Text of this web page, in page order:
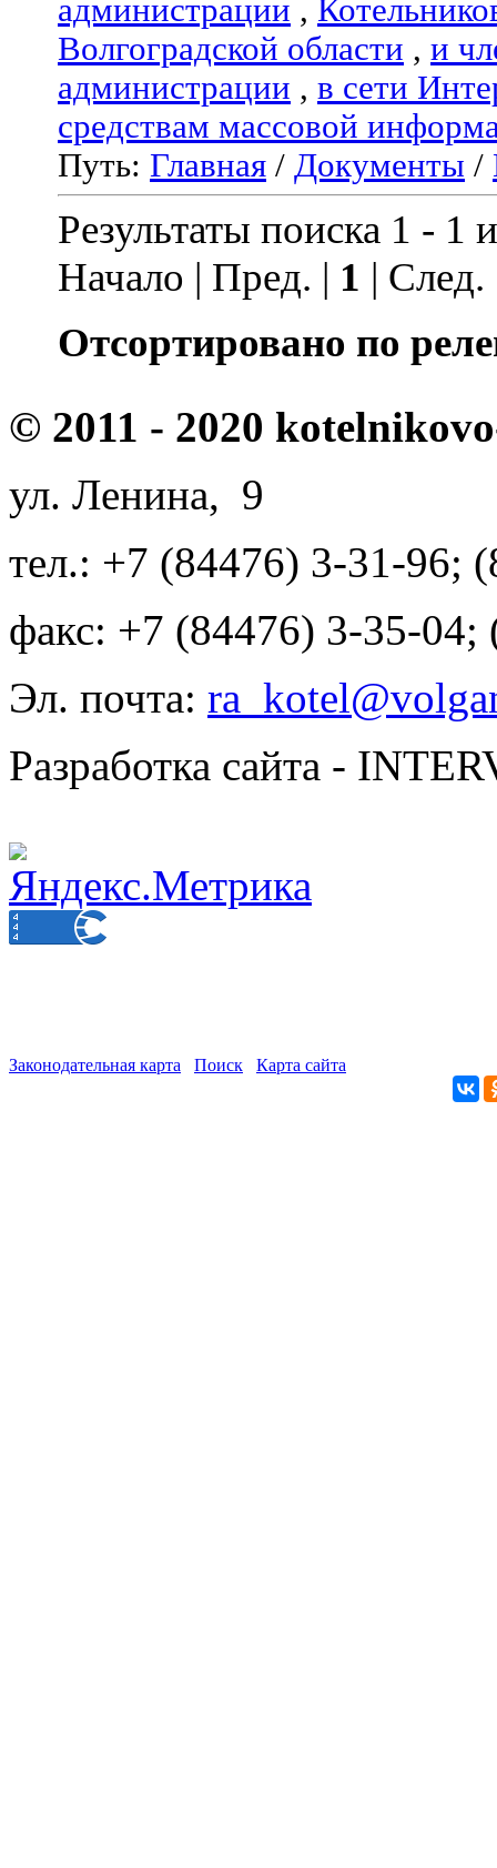
администрации ,
Волгоградской области , и
администрации , в сети
средствам массовой
Путь: Главная / Документы /
Результаты поиска 1 - 1
Начало | Пред. | 1 |
Отсортировано по
© 2011 - 2020
ул. Ленина, 9
тел.: +7 (84476) 3-31-96;
факс: +7 (84476) 3-35-04;
Эл. почта:
Разработка сайта -
Законодательная карта Поиск Карта сайта